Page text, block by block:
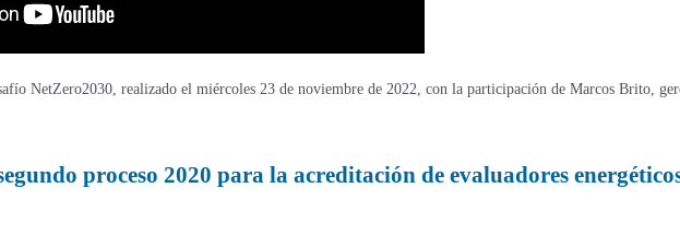
NetZero2030, realizado el miércoles 23 de noviembre de 2022, con la participación de Marcos Brito,
proceso 2020 para la acreditación de evaluadores